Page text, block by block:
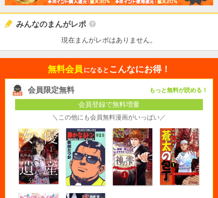
みんなのまんがレポ
現在まんがレポはありません。
無料会員 になると こんなにお得！
会員限定無料 もっと無料が読める！
会員登録で無料増量
＼この他にも会員無料漫画がいっぱい／